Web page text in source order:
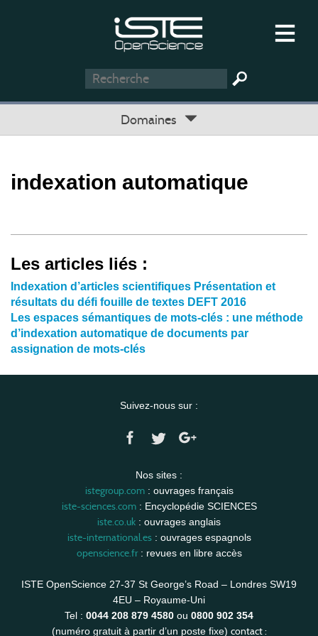
Domaines
indexation automatique
Les articles liés :
Indexation d’articles scientifiques Présentation et
résultats du défi fouille de textes DEFT 2016
Les espaces sémantiques de mots-clés : une méthode
d’indexation automatique de documents par
assignation de mots-clés
Suivez-nous sur :
Nos sites :
istegroup.com: ouvrages français
iste-sciences.com: Encyclopédie SCIENCES
iste.co.uk : ouvrages anglais
iste-international.es: ouvrages espagnols
openscience.fr: revues en libre accès
ISTE OpenScience 27-37 St George’s Road – Londres SW19
4EU – Royaume-Uni
Tel : 0044 208 879 4580 ou 0800 902 354
(numéro gratuit à partir d’un poste fixe) contact :